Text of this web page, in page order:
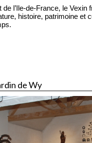
de l’Ile-de-France, le Vexin
histoire, patrimoine et
de Wy